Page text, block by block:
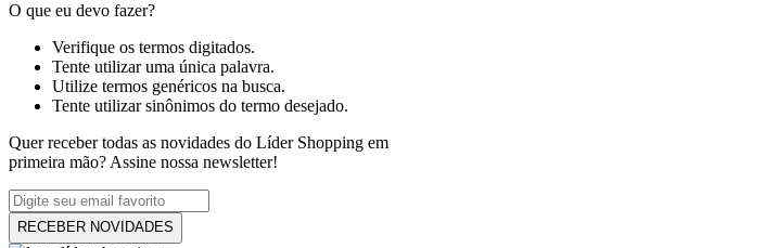
O que eu devo fazer?
Verifique os termos digitados.
Tente utilizar uma única palavra.
Utilize termos genéricos na busca.
Tente utilizar sinônimos do termo desejado.
Quer receber todas as novidades do Líder Shopping em
primeira mão? Assine nossa newsletter!
RECEBER NOVIDADES